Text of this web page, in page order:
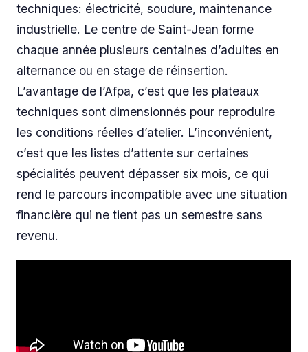
techniques: électricité, soudure, maintenance
industrielle. Le centre de Saint-Jean forme
chaque année plusieurs centaines d’adultes en
alternance ou en stage de réinsertion.
L’avantage de l’Afpa, c’est que les plateaux
techniques sont dimensionnés pour reproduire
les conditions réelles d’atelier. L’inconvénient,
c’est que les listes d’attente sur certaines
spécialités peuvent dépasser six mois, ce qui
rend le parcours incompatible avec une situation
financière qui ne tient pas un semestre sans
revenu.